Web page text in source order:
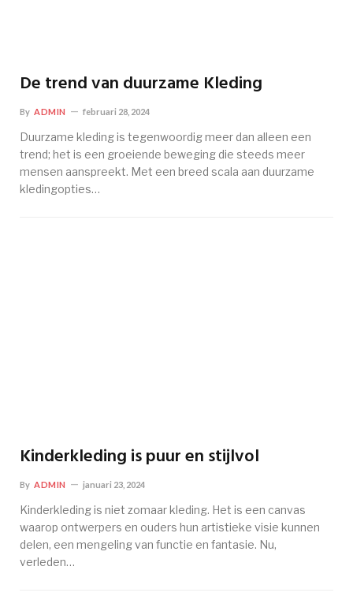
De trend van duurzame Kleding
By ADMIN februari 28, 2024
Duurzame kleding is tegenwoordig meer dan alleen een
trend; het is een groeiende beweging die steeds meer
mensen aanspreekt. Met een breed scala aan duurzame
kledingopties…
Kinderkleding is puur en stijlvol
By ADMIN januari 23, 2024
Kinderkleding is niet zomaar kleding. Het is een canvas
waarop ontwerpers en ouders hun artistieke visie kunnen
delen, een mengeling van functie en fantasie. Nu,
verleden…